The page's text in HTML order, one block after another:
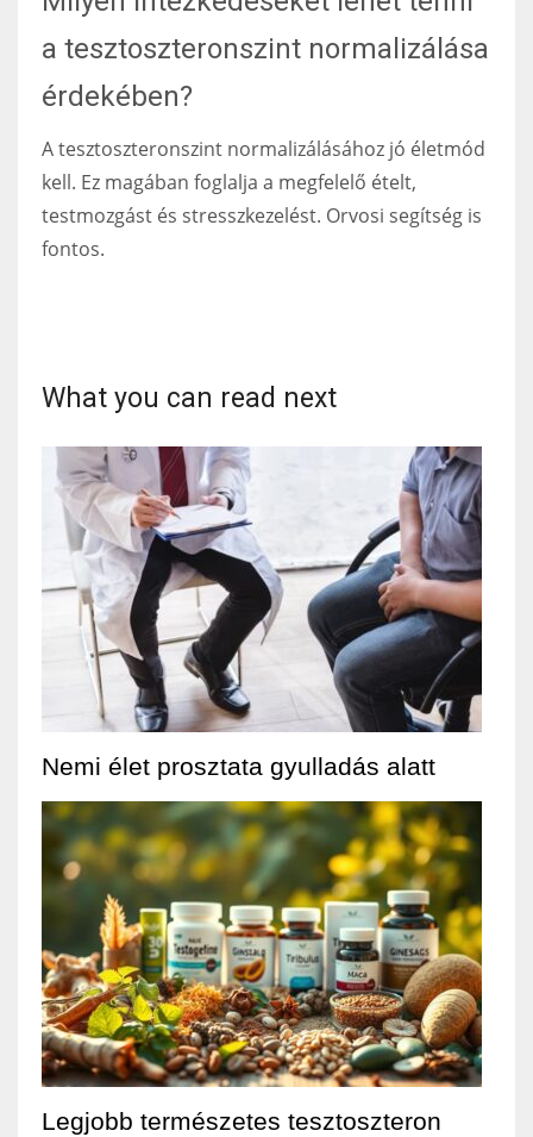
a tesztoszteronszint normalizálása
érdekében?
A tesztoszteronszint normalizálásához jó életmód
kell. Ez magában foglalja a megfelelő ételt,
testmozgást és stresszkezelést. Orvosi segítség is
fontos.
What you can read next
Nemi élet prosztata gyulladás alatt
Legjobb természetes tesztoszteron